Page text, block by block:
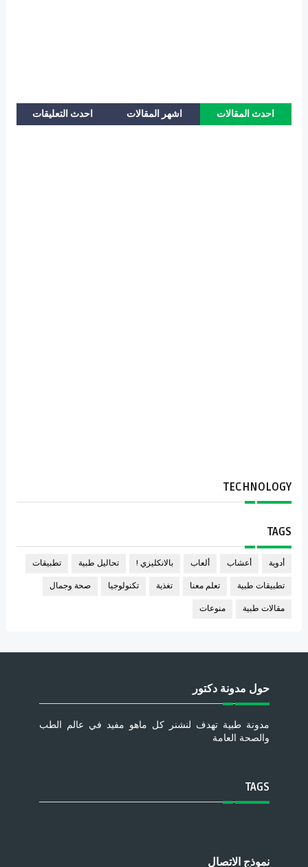
احدث المقالات اشهر المقالات احدث التعليقات
TECHNOLOGY
TAGS
أدوية أعشاب ألعاب بالانكليزي ! تحاليل طبية تطبيقات
تطبيقات طبية تعلم معنا تغذية تكنولوجيا صحة وجمال
مقالات طبية منوعات
حول مدونة دكتور
مدونة طبية تهدف لنشنر كل ماهو مفيد في عالم الطب
والصحة العامة
TAGS
نموذج الاتصال